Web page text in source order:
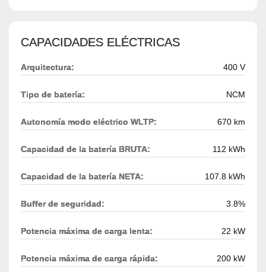
CAPACIDADES ELÉCTRICAS
Arquitectura: 400 V
Tipo de batería: NCM
Autonomía modo eléctrico WLTP: 670 km
Capacidad de la batería BRUTA: 112 kWh
Capacidad de la batería NETA: 107.8 kWh
Buffer de seguridad: 3.8%
Potencia máxima de carga lenta: 22 kW
Potencia máxima de carga rápida: 200 kW